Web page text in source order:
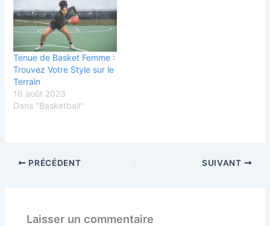
Tenue de Basket Femme :
Trouvez Votre Style sur le
Terrain
16 août 2023
Dans "Basketball"
PRÉCÉDENT SUIVANT
Laisser un commentaire